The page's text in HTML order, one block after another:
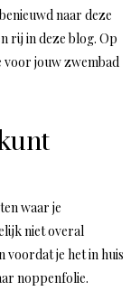
naar deze
rij in deze blog. Op
voor jouw zwembad
waar je
niet overal
voordat je het in huis
noppenfolie.